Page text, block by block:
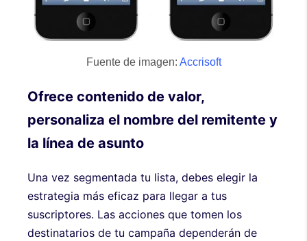
Fuente de imagen: Accrisoft
Ofrece contenido de valor,
personaliza el nombre del remitente y
la línea de asunto
Una vez segmentada tu lista, debes elegir la
estrategia más eficaz para llegar a tus
suscriptores. Las acciones que tomen los
destinatarios de tu campaña dependerán de